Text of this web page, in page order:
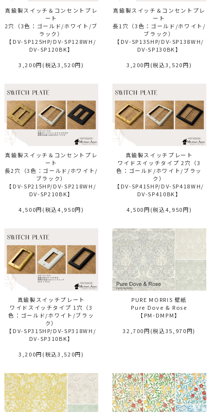
真鍮製スイッチ＆コンセントプレ
ート
2穴（3色：ゴールド/ホワイト/ブ
ラック）
【DV-SP125HP/DV-SP128WH/
DV-SP120BK】
3,200円(税込3,520円)
真鍮製スイッチ＆コンセントプレ
ート
長1穴（3色：ゴールド/ホワイト/
ブラック）
【DV-SP135HP/DV-SP138WH/
DV-SP130BK】
3,200円(税込3,520円)
真鍮製スイッチ＆コンセントプレ
ート
長2穴（3色：ゴールド/ホワイト/
ブラック）
【DV-SP215HP/DV-SP218WH/
DV-SP210BK】
4,500円(税込4,950円)
真鍮製スイッチプレート
ワイドスイッチタイプ 2穴（3
色：ゴールド/ホワイト/ブラッ
ク）
【DV-SP415HP/DV-SP418WH/
DV-SP410BK】
4,500円(税込4,950円)
真鍮製スイッチプレート
ワイドスイッチタイプ 1穴（3
色：ゴールド/ホワイト/ブラッ
ク）
【DV-SP315HP/DV-SP318WH/
DV-SP310BK】
3,200円(税込3,520円)
PURE MORRIS 壁紙
Pure Dove & Rose
【PM-DMPM】
32,700円(税込35,970円)